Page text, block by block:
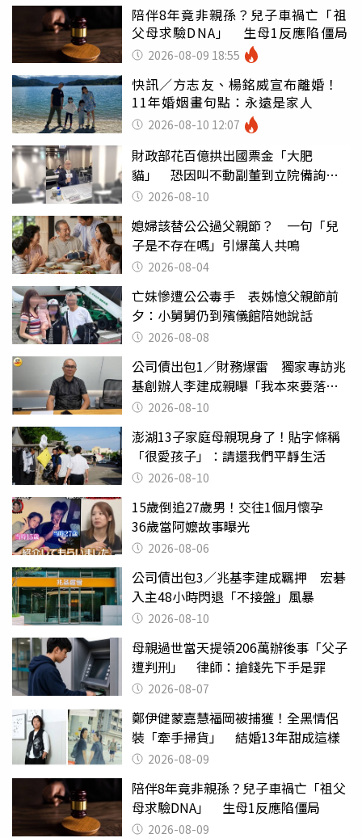
陪伴8年竟非親孫？兒子車禍亡「祖
父母求驗DNA」 生母1反應陷僵局
2026-08-09 18:55
快訊／方志友、楊銘威宣布離婚！
11年婚姻畫句點：永遠是家人
2026-08-10 12:07
財政部花百億拱出國票金「大肥
貓」 恐因叫不動副董到立院備詢惹
議 2026-08-10
媳婦該替公公過父親節？ 一句「兒
子是不存在嗎」引爆萬人共鳴
2026-08-04
亡妹慘遭公公毒手 表姊憶父親節前
夕：小舅舅仍到殯儀館陪她說話
2026-08-08
公司債出包1／財務爆雷 獨家專訪兆
基創辦人李建成親曝「我本來要落
跑」2026-08-10
澎湖13子家庭母親現身了！貼字條稱
「很愛孩子」：請還我們平靜生活
2026-08-10
15歲倒追27歲男！交往1個月懷孕
36歲當阿嬤故事曝光
2026-08-06
公司債出包3／兆基李建成羈押 宏碁
入主48小時閃退「不接盤」風暴
2026-08-10
母親過世當天提領206萬辦後事「父子
遭判刑」 律師：搶錢先下手是罪
2026-08-07
鄭伊健蒙嘉慧福岡被捕獲！全黑情侶
裝「牽手掃貨」 結婚13年甜成這樣
2026-08-09
陪伴8年竟非親孫？兒子車禍亡「祖父
母求驗DNA」 生母1反應陷僵局
2026-08-09